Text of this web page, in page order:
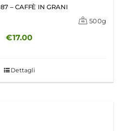
– CAFFÈ IN GRANI
500g
€17.00
Dettagli